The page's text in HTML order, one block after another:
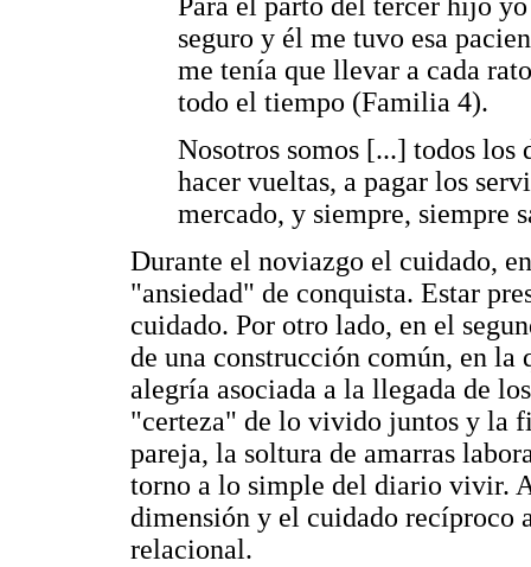
Para el parto del tercer hijo
seguro y él me tuvo esa
me tenía que llevar a cada
todo el tiempo (Familia 4).
Nosotros somos [...] todos los
hacer vueltas, a pagar los
mercado, y siempre, siempre
Durante el noviazgo el cuidado,
"ansiedad" de conquista. Estar
cuidado. Por otro lado, en el
de una construcción común, en
alegría asociada a la llegada de
"certeza" de lo vivido juntos y la
pareja, la soltura de amarras
torno a lo simple del diario vivir.
dimensión y el cuidado recíproco
relacional.